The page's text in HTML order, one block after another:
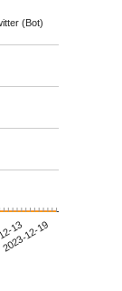
(Bot)
13
2023-12-19